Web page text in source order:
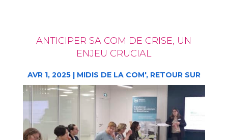
ANTICIPER SA COM DE CRISE, UN
ENJEU CRUCIAL
AVR 1, 2025| MIDIS DE LA COM', RETOUR SUR